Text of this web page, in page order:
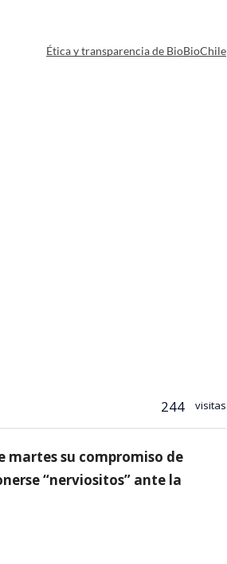
Ética y transparencia de BioBioChile
244 visitas
martes su compromiso de
“nerviositos” ante la